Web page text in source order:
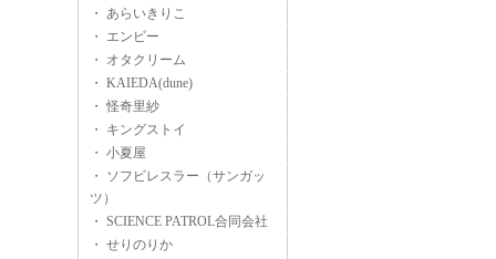
・ あらいきりこ
・ エンビー
・ オタクリーム
・ KAIEDA(dune)
・ 怪奇里紗
・ キングストイ
・ 小夏屋
・ ソフビレスラー（サンガッ
ツ）
・ SCIENCE PATROL合同会社
・ せりのりか